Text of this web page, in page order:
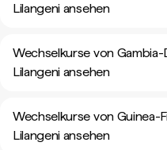
Lilangeni ansehen
Wechselkurse von Gambia-
Lilangeni ansehen
Wechselkurse von Guinea-
Lilangeni ansehen